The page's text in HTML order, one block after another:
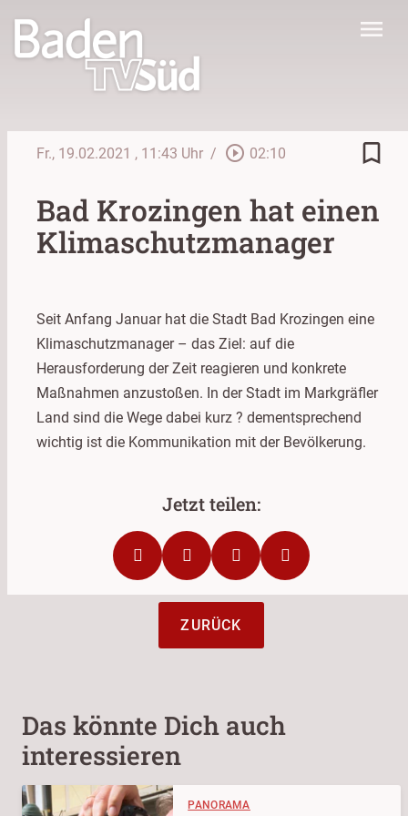
menu
Fr., 19.02.2021 , 11:43 Uhr / play_circle_outline 02:10 bookmark_border
Bad Krozingen hat einen
Klimaschutzmanager
Seit Anfang Januar hat die Stadt Bad Krozingen eine
Klimaschutzmanager – das Ziel: auf die
Herausforderung der Zeit reagieren und konkrete
Maßnahmen anzustoßen. In der Stadt im Markgräfler
Land sind die Wege dabei kurz ? dementsprechend
wichtig ist die Kommunikation mit der Bevölkerung.
ZURÜCK
Das könnte Dich auch
interessieren
PANORAMA